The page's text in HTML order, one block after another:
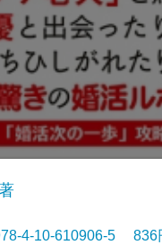
4-10-610906-5